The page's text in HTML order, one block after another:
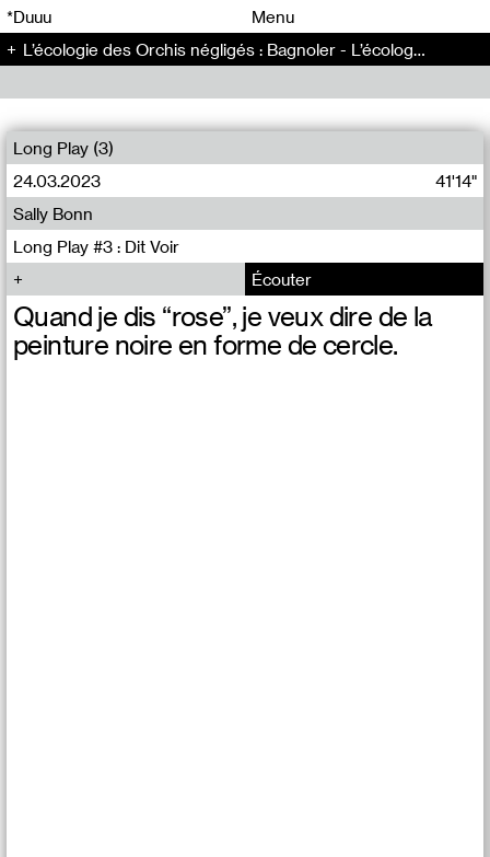
*Duuu
Menu
L’écologie des Orchis négligés : Bagnoler - L’écologie des Orchis négligés (3)
Long Play (3)
24.03.2023
41'14"
Long Play #3 : Dit Voir
Sally Bonn
Écouter
Quand je dis “rose”, je veux dire de la
peinture noire en forme de cercle.
00 00
00 00